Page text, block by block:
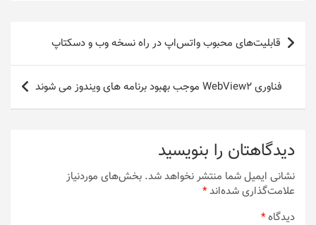
راهبری
نوشته
قابلیت‌های محبوب واتس‌اپ در راه نسخه وب و دسکتاپ
فناوری WebView2 موجب بهبود برنامه های ویندوز می شوند
دیدگاهتان را بنویسید
نشانی ایمیل شما منتشر نخواهد شد. بخش‌های موردنیاز
علامت‌گذاری شده‌اند*
دیدگاه*